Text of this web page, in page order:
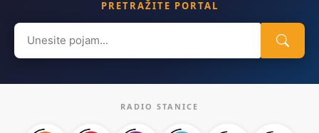
PRETRAŽITE PORTAL
Search
for:
RADIO STANICE